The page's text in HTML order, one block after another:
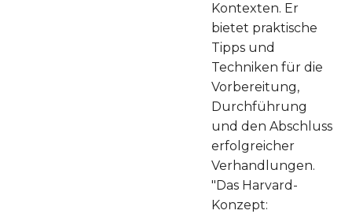
Kontexten. Er
bietet praktische
Tipps und
Techniken für die
Vorbereitung,
Durchführung
und den Abschluss
erfolgreicher
Verhandlungen.
"Das Harvard-
Konzept: